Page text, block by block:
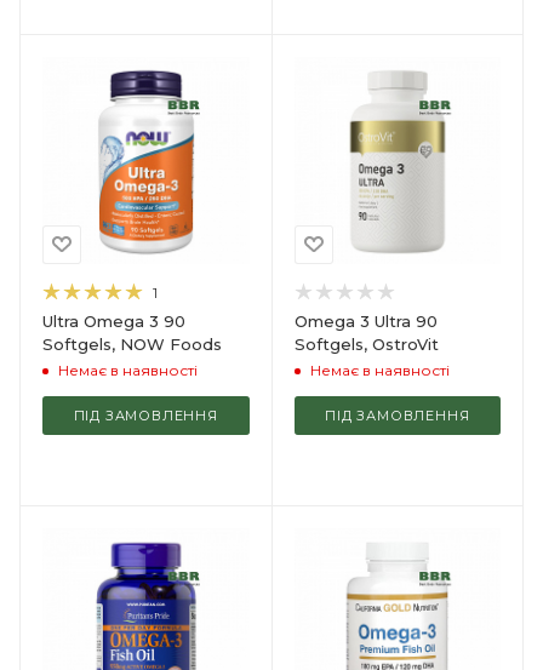
1
Ultra Omega 3 90
Softgels, NOW Foods
Немає в наявності
ПІД ЗАМОВЛЕННЯ
Omega 3 Ultra 90
Softgels, OstroVit
Немає в наявності
ПІД ЗАМОВЛЕННЯ